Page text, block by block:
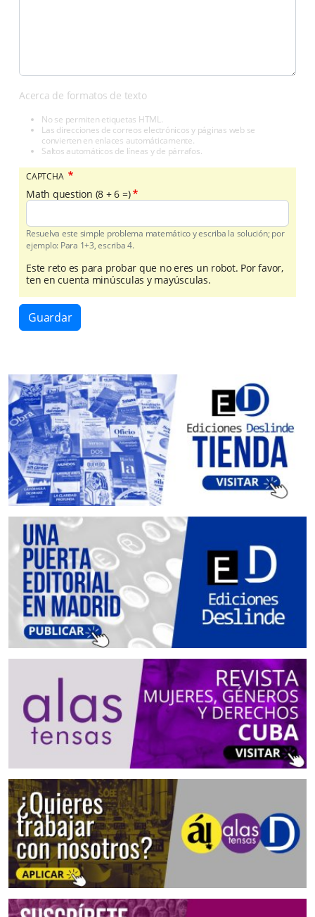
Acerca de formatos de texto
No se permiten etiquetas HTML.
Las direcciones de correos electrónicos y páginas web se
convierten en enlaces automáticamente.
Saltos automáticos de líneas y de párrafos.
CAPTCHA
Math question (8 + 6 =)
Resuelva este simple problema matemático y escriba la solución; por
ejemplo: Para 1+3, escriba 4.
Este reto es para probar que no eres un robot. Por favor,
ten en cuenta minúsculas y mayúsculas.
Guardar